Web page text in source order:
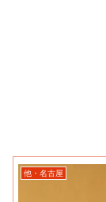
他・名古屋